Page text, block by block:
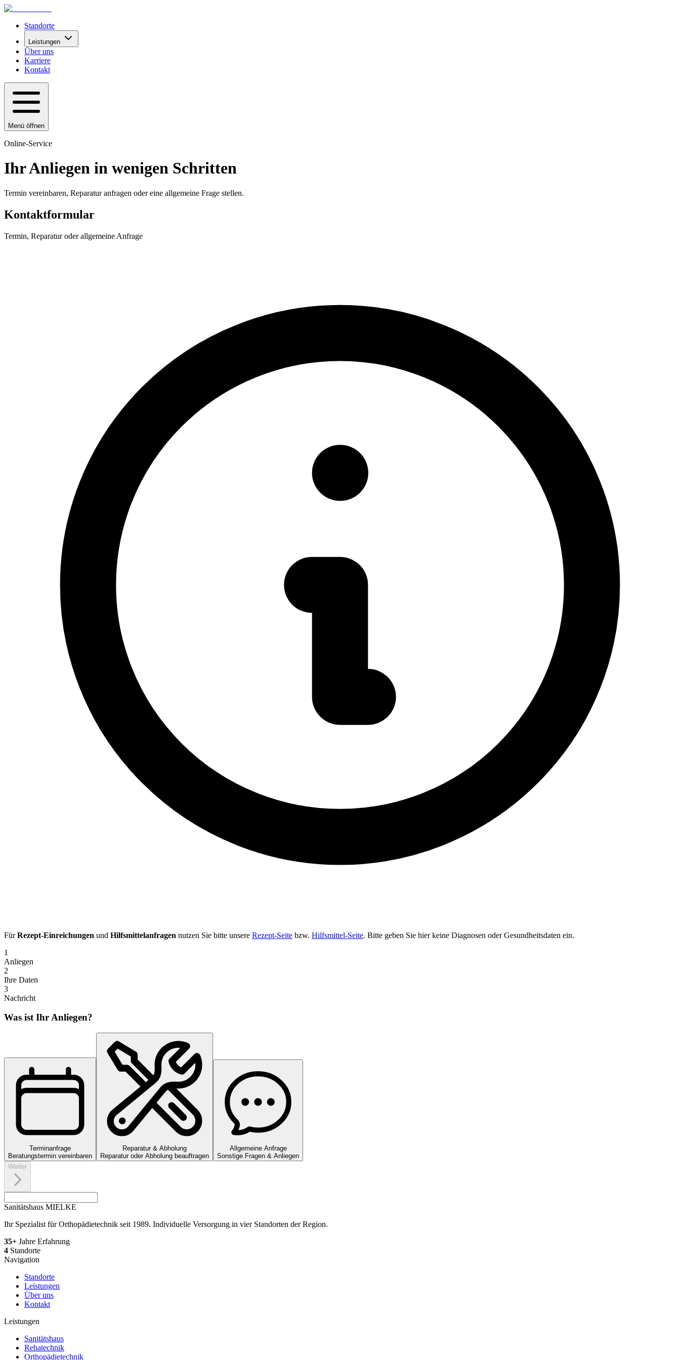
Standorte
Leistungen
Über uns
Karriere
Kontakt
Menü öffnen
Online-Service
Ihr Anliegen in wenigen Schritten
Termin vereinbaren, Reparatur anfragen oder eine allgemeine Frage stellen.
Kontaktformular
Termin, Reparatur oder allgemeine Anfrage
FürRezept-Einreichungen und Hilfsmittelanfragen nutzen Sie bitte unsere Rezept-Seite bzw. Hilfsmittel-Seite. Bitte geben Sie hier keine Diagnosen oder Gesundheitsdaten ein.
1
Anliegen
2
Ihre Daten
3
Nachricht
Was ist Ihr Anliegen?
Terminanfrage
Beratungstermin vereinbaren
Reparatur & Abholung
Reparatur oder Abholung beauftragen
Allgemeine Anfrage
Sonstige Fragen & Anliegen
Weiter
Sanitätshaus MIELKE
Ihr Spezialist für Orthopädietechnik seit 1989. Individuelle Versorgung in vier Standorten der Region.
35+ Jahre Erfahrung
4 Standorte
Navigation
Standorte
Leistungen
Über uns
Kontakt
Leistungen
Sanitätshaus
Rehatechnik
Orthopädietechnik